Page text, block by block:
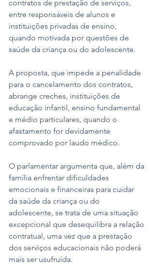
contratos de prestação de serviços,
entre responsáveis de alunos e
instituições privadas de ensino,
quando motivada por questões de
saúde da criança ou do adolescente.
A proposta, que impede a penalidade
para o cancelamento dos contratos,
abrange creches, instituições de
educação infantil, ensino fundamental
e médio particulares, quando o
afastamento for devidamente
comprovado por laudo médico.
O parlamentar argumenta que, além da
família enfrentar dificuldades
emocionais e financeiras para cuidar
da saúde da criança ou do
adolescente, se trata de uma situação
excepcional que desequilibra a relação
contratual, uma vez que a prestação
dos serviços educacionais não poderá
mais ser usufruída.